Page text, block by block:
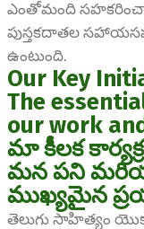
ఎంతోమంది
పుస్తకదాతల
ఉంటుంది.
Our Key
The
our work
మా కీలక
మన పని
ముఖ్యమైన
తెలుగు సాహిత్యం